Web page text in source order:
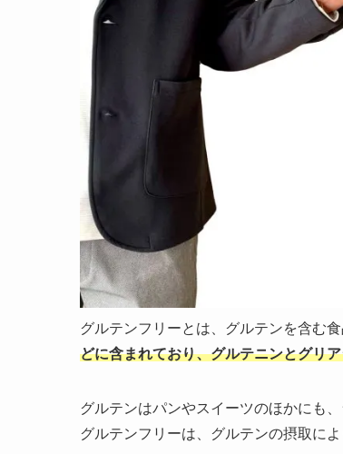
グルテンフリーとは、グルテンを含む
どに含まれており、グルテニンとグリ
グルテンはパンやスイーツのほかにも
グルテンフリーは、グルテンの摂取に